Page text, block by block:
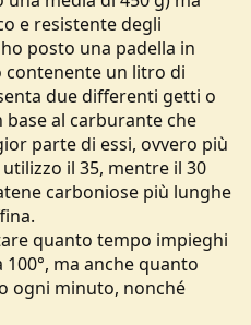
e resistente degli
posto una padella in
un litro di
due differenti getti o
al carburante che
parte di essi, ovvero più
il 35, mentre il 30
carboniose più lunghe
quanto tempo impieghi
100°, ma anche quanto
ogni minuto, nonché